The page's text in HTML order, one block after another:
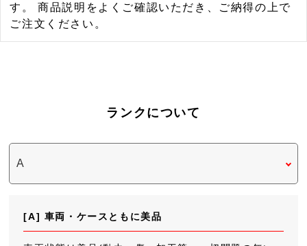
す。 商品説明をよくご確認いただき、ご納得の上で
ご注文ください。
ランクについて
[A] 車両・ケースともに美品